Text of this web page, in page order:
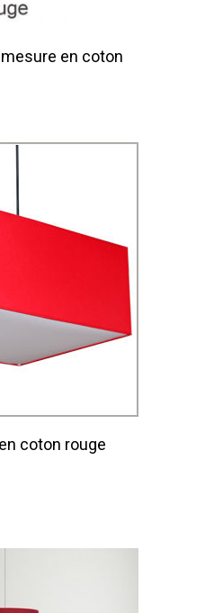
en coton
coton rouge